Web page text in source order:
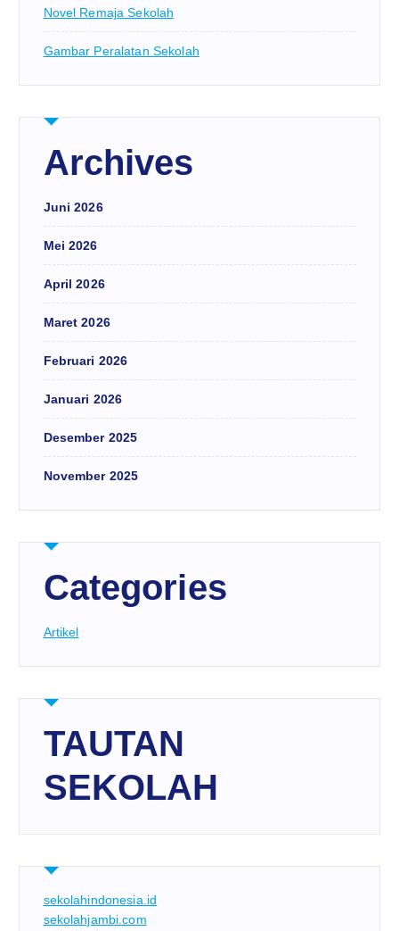
Novel Remaja Sekolah
Gambar Peralatan Sekolah
Archives
Juni 2026
Mei 2026
April 2026
Maret 2026
Februari 2026
Januari 2026
Desember 2025
November 2025
Categories
Artikel
TAUTAN
SEKOLAH
sekolahindonesia.id
sekolahjambi.com